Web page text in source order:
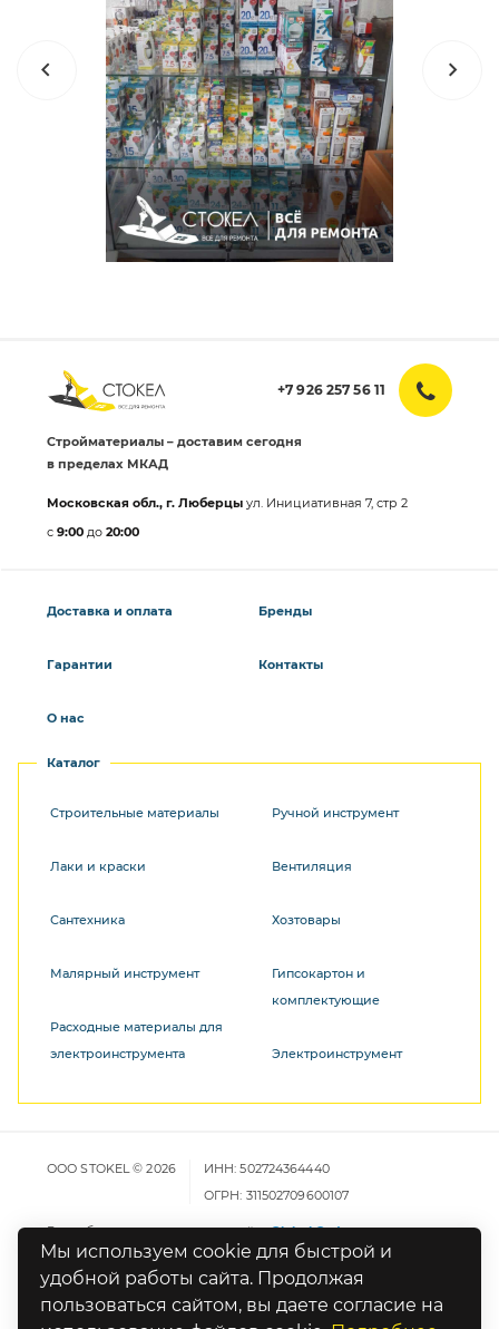
+7 926 257 56 11
Стройматериалы – доставим сегодня
в пределах МКАД
Московская обл., г. Люберцы ул. Инициативная 7, стр 2
с 9:00 до 20:00
Доставка и оплата
Гарантии
О нас
Бренды
Контакты
Каталог
Строительные материалы
Лаки и краски
Сантехника
Малярный инструмент
Расходные материалы для
электроинструмента
Ручной инструмент
Вентиляция
Хозтовары
Гипсокартон и
комплектующие
Электроинструмент
ООО STOKEL © 2026
ИНН: 502724364440
ОГРН: 311502709600107
Разработка и продвижение сайтаGlobal Code
Карта сайта
Политика конфиденциальности
Мы используем cookie для быстрой и
удобной работы сайта. Продолжая
пользоваться сайтом, вы даете согласие на